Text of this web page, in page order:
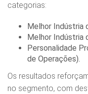
categorias:
Melhor Indústria
Melhor Indústria
Personalidade
de Operações).
Os resultados
no segmento, com